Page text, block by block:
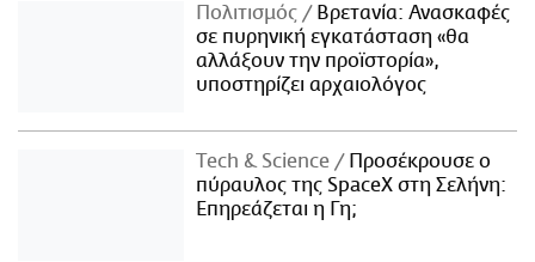
Πολιτισμός
Βρετανία: Ανασκαφές
σε πυρηνική εγκατάσταση «θα
αλλάξουν την προϊστορία»,
υποστηρίζει αρχαιολόγος
Τech & Science
Προσέκρουσε ο
πύραυλος της SpaceX στη Σελήνη:
Επηρεάζεται η Γη;